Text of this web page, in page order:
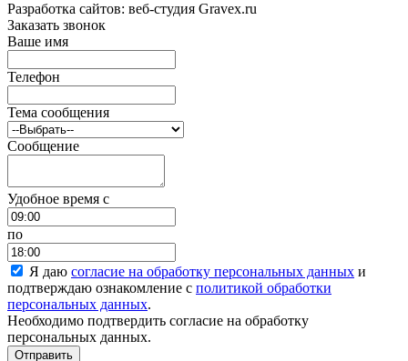
Разработка сайтов: веб-студия Gravex.ru
Заказать звонок
Ваше имя
Телефон
Тема сообщения
Сообщение
Удобное время c
по
Я даю согласие на обработку персональных данных и
подтверждаю ознакомление с политикой обработки
персональных данных.
Необходимо подтвердить согласие на обработку
персональных данных.
Отправить